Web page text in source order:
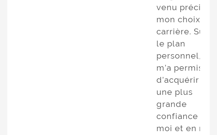
venu préciser
mon choix de
carrière. Sur
le plan
personnel, il
m’a permis
d’acquérir
une plus
grande
confiance en
moi et en mes